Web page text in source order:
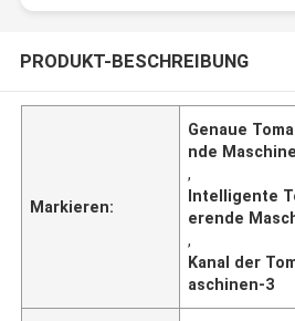
PRODUKT-BESCHREIBUNG
Markieren:
Genaue
nde Maschine
,
Intelligente
erende
,
Kanal der
aschinen-3